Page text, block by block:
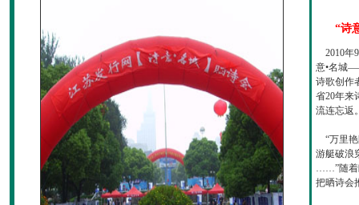
“诗
2010年
意•名城
诗歌创作
省20年来
流连忘返
“万里艳
游艇破浪
……”随着
把晒诗会